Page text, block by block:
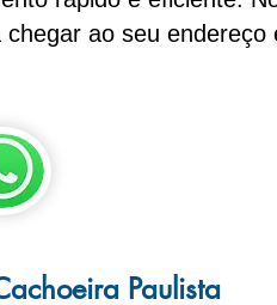
ao seu endereço
Paulista